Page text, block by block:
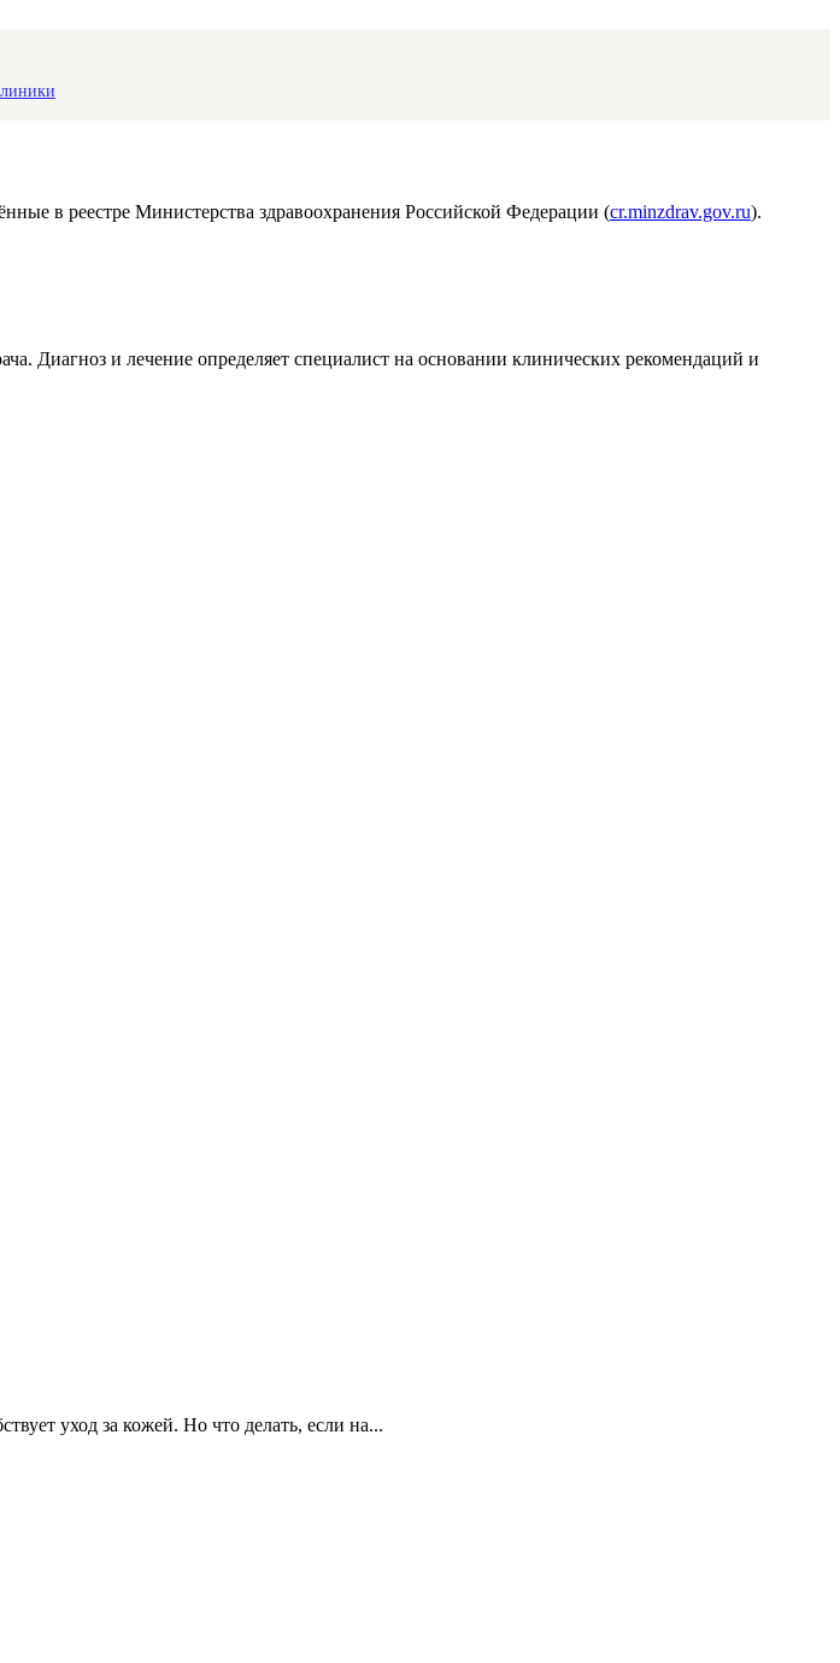
в реестре Министерства здравоохранения Российской Федерации (cr.minzdrav.gov.ru).
Диагноз и лечение определяет специалист на основании клинических рекомендаций и
уход за кожей. Но что делать, если на...